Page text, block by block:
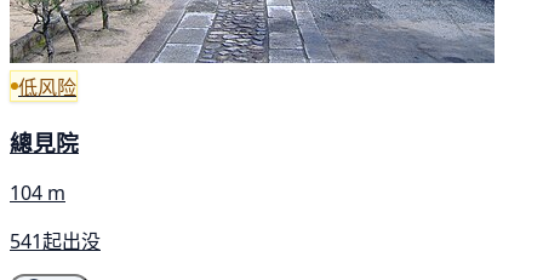
低风险
總見院
104 m
541起出没